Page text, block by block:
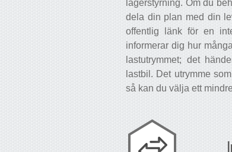
lagerstyrning. Om du
dela din plan med din
offentlig länk för en
informerar dig hur
lastutrymmet; det
lastbil. Det utrymme
så kan du välja ett